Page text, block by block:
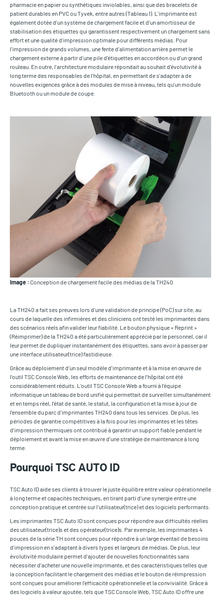
pharmacie en papier ou synthétiques inviolables, ainsi que des bracelets de
patient durables en PVC ou Tyvek, entre autres (Tableau 1). L'imprimante est
également dotée d'un système de chargement facile et d'un amortisseur de
stabilisation des étiquettes qui garantissent respectivement un chargement sans
effort et une qualité d'impression optimale pour différents médias. Pour
l'impression de grands volumes, une fente d'alimentation arrière permet le
chargement externe à partir d'une pile d'étiquettes en accordéon ou d'un grand
rouleau. En outre, l'architecture modulaire répondait au souhait d'évolutivité à
long terme des responsables de l'hôpital, en permettant de s'adapter à de
nouvelles exigences grâce à des modules de mise à niveau, tels qu'un module
Bluetooth ou un module de coupe.
Image : Conception de chargement facile des médias de la TH240
La TH240 a fait ses preuves lors d'une validation de principe (PoC) sur site, au
cours de laquelle des infirmières et des cliniciens ont testé les imprimantes dans
des scénarios réels afin valider leur fiabilité. Le bouton physique « Reprint »
(Réimprimer) de la TH240 a été particulièrement apprécié par le personnel, car il
leur permet de dupliquer instantanément des étiquettes, sans avoir à passer par
une interface utilisateur(trice) fastidieuse.
Grâce au déploiement d'un seul modèle d'imprimante et à la mise en œuvre de
l'outil TSC Console Web, les efforts de maintenance de l'hôpital ont été
considérablement réduits. L'outil TSC Console Web a fourni à l'équipe
informatique un tableau de bord unifié qui permettait de surveiller simultanément
et en temps réel, l'état de santé, le statut, la configuration et la mise à jour de
l'ensemble du parc d'imprimantes TH240 dans tous les services. De plus, les
périodes de garantie compétitives à la fois pour les imprimantes et les têtes
d'impression thermiques ont contribué à garantir un support fiable pendant le
déploiement et avant la mise en œuvre d'une stratégie de maintenance à long
terme.
Pourquoi TSC AUTO ID
TSC Auto ID aide ses clients à trouver le juste équilibre entre valeur opérationnelle
à long terme et capacités techniques, en tirant parti d'une synergie entre une
conception pratique et centrée sur l'utilisateur(trice) et des logiciels performants.
Les imprimantes TSC Auto ID sont conçues pour répondre aux difficultés réelles
des utilisateur(trice)s et des opérateur(trice)s. Par exemple, les imprimantes 4
pouces de la série TH sont conçues pour répondre à un large éventail de besoins
d'impression en s'adaptant à divers types et largeurs de médias. De plus, leur
évolutivité modulaire permet d'ajouter de nouvelles fonctionnalités sans
nécessiter d'acheter une nouvelle imprimante, et des caractéristiques telles que
la conception facilitant le chargement des médias et le bouton de réimpression
sont conçues pour améliorer l'efficacité opérationnelle et la convivialité. Grâce à
des logiciels à valeur ajoutée, tels que TSC Console Web, TSC Auto ID offre une